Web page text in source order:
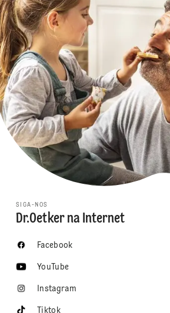
SIGA-NOS
Dr.Oetker na Internet
Facebook
YouTube
Instagram
Tiktok